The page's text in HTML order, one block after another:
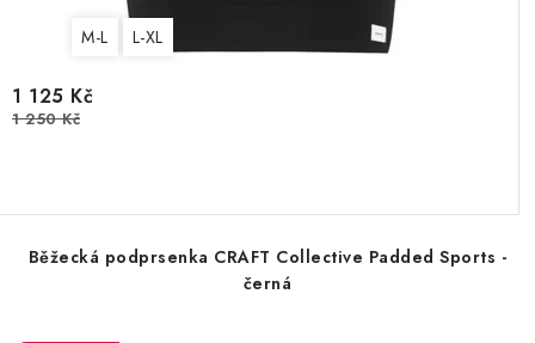
M-L L-XL
1 125 Kč
1 250 Kč
Běžecká podprsenka CRAFT Collective Padded Sports -
černá